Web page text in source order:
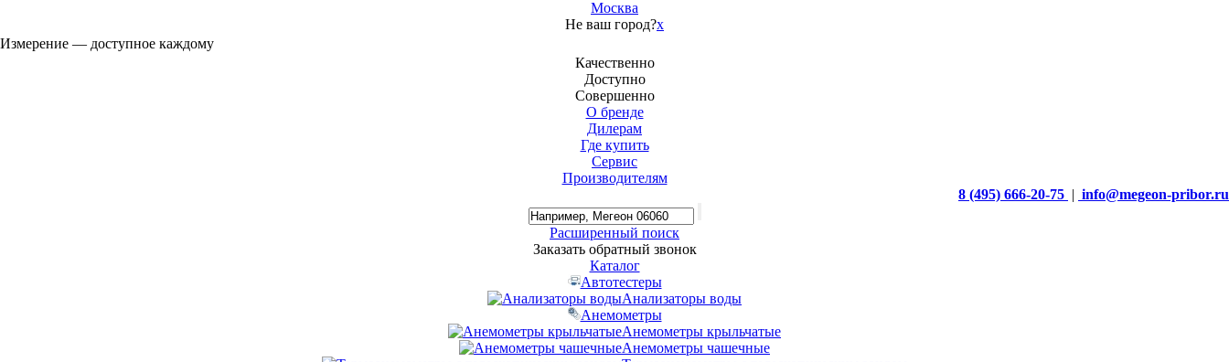
Москва
Не ваш город?x
Измерение — доступное каждому
Качественно
Доступно
Совершенно
О бренде
Дилерам
Где купить
Сервис
Производителям
8 (495) 666-20-75 | info@megeon-pribor.ru
Расширенный поиск
Заказать обратный звонок
Каталог
Автотестеры
Анализаторы воды
Анемометры
Анемометры крыльчатые
Анемометры чашечные